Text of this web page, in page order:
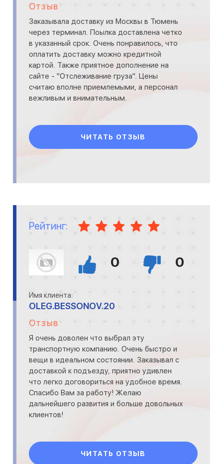
Отзыв
Заказывала доставку из Москвы в Тюмень
через терминал. Поылка доставлена четко
в указанный срок. Очень понравилось, что
оплатить доставку можно кредитной
картой. Также приятное дополнение на
сайте - "Отслеживание груза". Цены
считаю вполне приемлемыми, а персонал
вежливым и внимательным.
ЧИТАТЬ ОТЗЫВ
Рейтинг:
0 0
Имя клиента:
OLEG.BESSONOV.20
Отзыв
Я очень доволен что выбрал эту
транспортную компанию. Очень быстро и
вещи в идеальном состоянии. Заказывал с
доставкой к подъезду, приятно удивлен
что легко договориться на удобное время.
Спасибо Вам за работу! Желаю
дальнейшего развития и больше довольных
клиентов!
ЧИТАТЬ ОТЗЫВ